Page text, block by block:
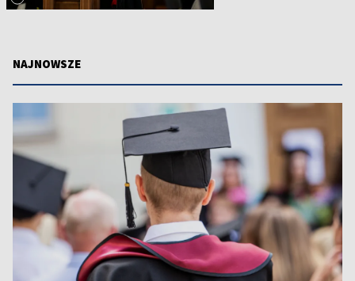
NAJNOWSZE